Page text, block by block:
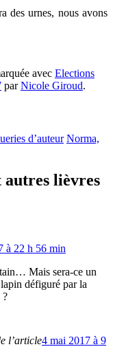
des urnes, nous avons
avec Elections
parNicole Giroud.
d’auteur Norma,
autres lièvres
à 22 h 56 min
Mais sera-ce un
défiguré par la
?
l’article4 mai 2017 à 9